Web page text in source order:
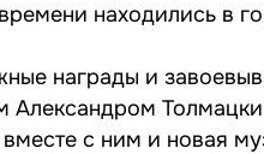
находились в
награды и
вместе с ним и новая